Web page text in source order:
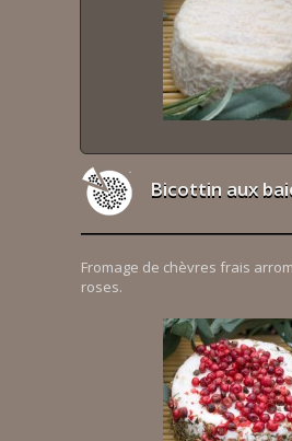
Bicottin aux
Fromage de chèvres frais
roses.